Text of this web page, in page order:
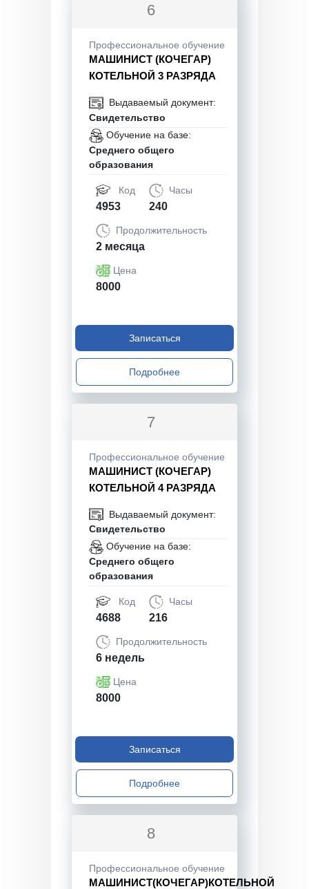
6
Профессиональное обучение
МАШИНИСТ (КОЧЕГАР)
КОТЕЛЬНОЙ 3 РАЗРЯДА
Выдаваемый документ:
Свидетельство
Обучение на базе:
Среднего общего
образования
Код
4953
Часы
240
Продолжительность
2 месяца
Цена
8000
Записаться
Подробнее
7
Профессиональное обучение
МАШИНИСТ (КОЧЕГАР)
КОТЕЛЬНОЙ 4 РАЗРЯДА
Выдаваемый документ:
Свидетельство
Обучение на базе:
Среднего общего
образования
Код
4688
Часы
216
Продолжительность
6 недель
Цена
8000
Записаться
Подробнее
8
Профессиональное обучение
МАШИНИСТ(КОЧЕГАР)КОТЕЛЬНОЙ